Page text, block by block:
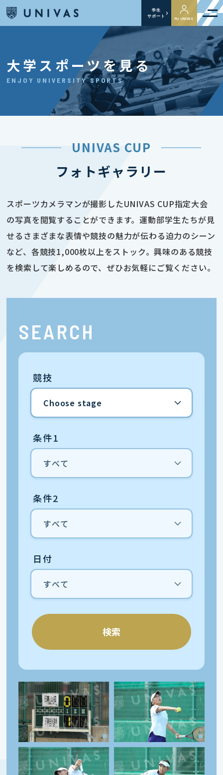
学生
サポート
My UNIVAS
大学スポーツを見る
ENJOY UNIVERSITY SPORTS
UNIVAS CUP
フォトギャラリー
スポーツカメラマンが撮影したUNIVAS CUP指定大会
の写真を閲覧することができます。運動部学生たちが見
せるさまざまな表情や競技の魅力が伝わる迫力のシーン
など、各競技1,000枚以上をストック。興味のある競技
を検索して楽しめるので、ぜひお気軽にご覧ください。
SEARCH
競技
条件1
条件2
日付
検索